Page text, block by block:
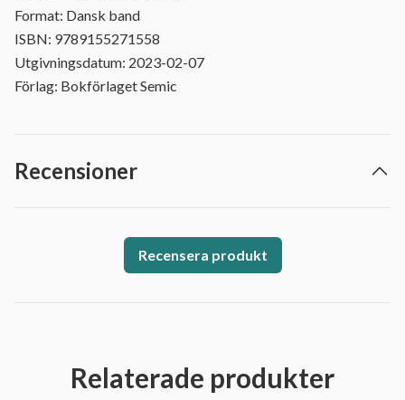
Format: Dansk band
ISBN: 9789155271558
Utgivningsdatum: 2023-02-07
Förlag: Bokförlaget Semic
Recensioner
Recensera produkt
Relaterade produkter